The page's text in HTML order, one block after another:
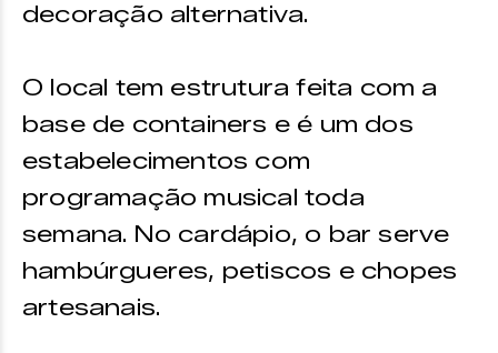
decoração alternativa.
O local tem estrutura feita com a
base de containers e é um dos
estabelecimentos com
programação musical toda
semana. No cardápio, o bar serve
hambúrgueres, petiscos e chopes
artesanais.